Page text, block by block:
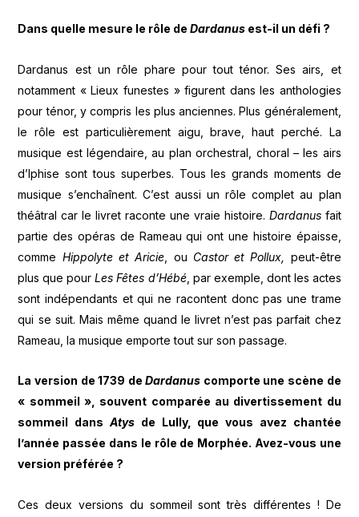
Dans quelle mesure le rôle deDardanus est-il un défi ?
Dardanus est un rôle phare pour tout ténor. Ses airs, et
notamment « Lieux funestes » figurent dans les anthologies
pour ténor, y compris les plus anciennes. Plus généralement,
le rôle est particulièrement aigu, brave, haut perché. La
musique est légendaire, au plan orchestral, choral – les airs
d’Iphise sont tous superbes. Tous les grands moments de
musique s’enchaînent. C’est aussi un rôle complet au plan
théâtral car le livret raconte une vraie histoire. Dardanusfait
partie des opéras de Rameau qui ont une histoire épaisse,
comme Hippolyte et Aricie , ou Castor et Pollux, peut-être
plus que pourLes Fêtes d’Hébé, par exemple, dont les actes
sont indépendants et qui ne racontent donc pas une trame
qui se suit. Mais même quand le livret n’est pas parfait chez
Rameau, la musique emporte tout sur son passage.
La version de 1739 deDardanus comporte une scène de
« sommeil », souvent comparée au divertissement du
sommeil dans Atysde Lully, que vous avez chantée
l’année passée dans le rôle de Morphée. Avez-vous une
version préférée ?
Ces deux versions du sommeil sont très différentes ! De